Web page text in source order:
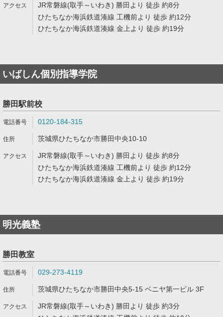
JR常磐線(取手～いわき) 勝田より 徒歩 約8分
ひたちなか海浜鉄道湊線 工機前より 徒歩 約12分
ひたちなか海浜鉄道湊線 金上より 徒歩 約19分
いばしん個別指導学院
勝田駅前校
0120-184-315
茨城県ひたちなか市勝田中央10-10
JR常磐線(取手～いわき) 勝田より 徒歩 約8分
ひたちなか海浜鉄道湊線 工機前より 徒歩 約12分
ひたちなか海浜鉄道湊線 金上より 徒歩 約19分
明光義塾
勝田教室
029-273-4119
茨城県ひたちなか市勝田中央5-15 ベニヤ第一ビル 3F
JR常磐線(取手～いわき) 勝田より 徒歩 約3分